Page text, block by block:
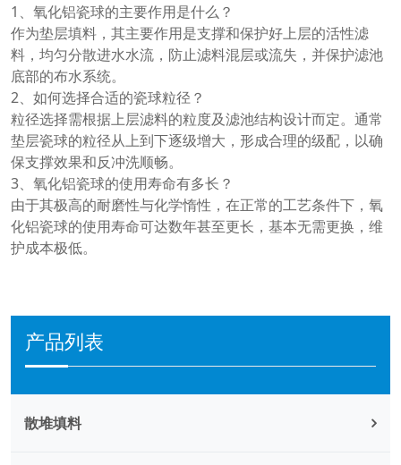
产品列表
散堆填料
1、氧化铝瓷球的主要作用是什么？
作为垫层填料，其主要作用是支撑和保护好上层的活性滤
料，均匀分散进水水流，防止滤料混层或流失，并保护滤池
底部的布水系统。
2、如何选择合适的瓷球粒径？
粒径选择需根据上层滤料的粒度及滤池结构设计而定。通常
垫层瓷球的粒径从上到下逐级增大，形成合理的级配，以确
保支撑效果和反冲洗顺畅。
3、氧化铝瓷球的使用寿命有多长？
由于其极高的耐磨性与化学惰性，在正常的工艺条件下，氧
化铝瓷球的使用寿命可达数年甚至更长，基本无需更换，维
护成本极低。